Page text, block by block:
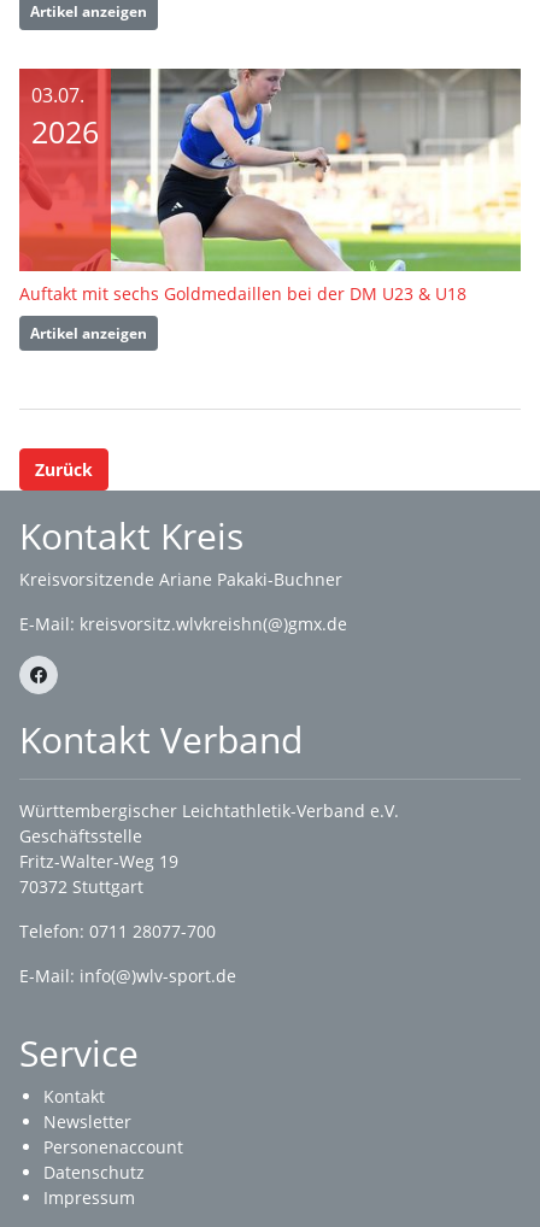
Artikel anzeigen
03.07.
2026
Auftakt mit sechs Goldmedaillen bei der DM U23 & U18
Artikel anzeigen
Zurück
Kontakt Kreis
Kreisvorsitzende Ariane Pakaki-Buchner
E-Mail: kreisvorsitz.wlvkreishn(@)gmx.de
Kontakt Verband
Württembergischer Leichtathletik-Verband e.V.
Geschäftsstelle
Fritz-Walter-Weg 19
70372 Stuttgart
Telefon: 0711 28077-700
E-Mail: info(@)wlv-sport.de
Service
Kontakt
Newsletter
Personenaccount
Datenschutz
Impressum